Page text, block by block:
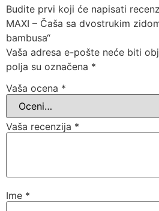
Budite prvi koji će napisati
MAXI – Čaša sa dvostrukim
bambusa“
Vaša adresa e-pošte neće biti
polja su označena *
Vaša ocena *
Vaša recenzija *
Ime *